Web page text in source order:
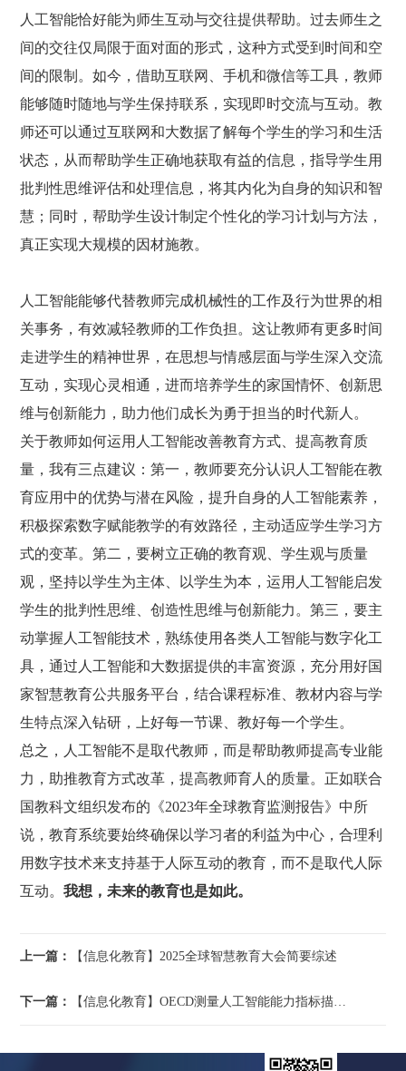
人工智能恰好能为师生互动与交往提供帮助。过去师生之
间的交往仅局限于面对面的形式，这种方式受到时间和空
间的限制。如今，借助互联网、手机和微信等工具，教师
能够随时随地与学生保持联系，实现即时交流与互动。教
师还可以通过互联网和大数据了解每个学生的学习和生活
状态，从而帮助学生正确地获取有益的信息，指导学生用
批判性思维评估和处理信息，将其内化为自身的知识和智
慧；同时，帮助学生设计制定个性化的学习计划与方法，
真正实现大规模的因材施教。
人工智能能够代替教师完成机械性的工作及行为世界的相
关事务，有效减轻教师的工作负担。这让教师有更多时间
走进学生的精神世界，在思想与情感层面与学生深入交流
互动，实现心灵相通，进而培养学生的家国情怀、创新思
维与创新能力，助力他们成长为勇于担当的时代新人。
关于教师如何运用人工智能改善教育方式、提高教育质
量，我有三点建议：第一，教师要充分认识人工智能在教
育应用中的优势与潜在风险，提升自身的人工智能素养，
积极探索数字赋能教学的有效路径，主动适应学生学习方
式的变革。第二，要树立正确的教育观、学生观与质量
观，坚持以学生为主体、以学生为本，运用人工智能启发
学生的批判性思维、创造性思维与创新能力。第三，要主
动掌握人工智能技术，熟练使用各类人工智能与数字化工
具，通过人工智能和大数据提供的丰富资源，充分用好国
家智慧教育公共服务平台，结合课程标准、教材内容与学
生特点深入钻研，上好每一节课、教好每一个学生。
总之，人工智能不是取代教师，而是帮助教师提高专业能
力，助推教育方式改革，提高教师育人的质量。正如联合
国教科文组织发布的《2023年全球教育监测报告》中所
说，教育系统要始终确保以学习者的利益为中心，合理利
用数字技术来支持基于人际互动的教育，而不是取代人际
互动。我想，未来的教育也是如此。
上一篇： 【信息化教育】2025全球智慧教育大会简要综述
下一篇： 【信息化教育】OECD测量人工智能能力指标描述：创造力维度